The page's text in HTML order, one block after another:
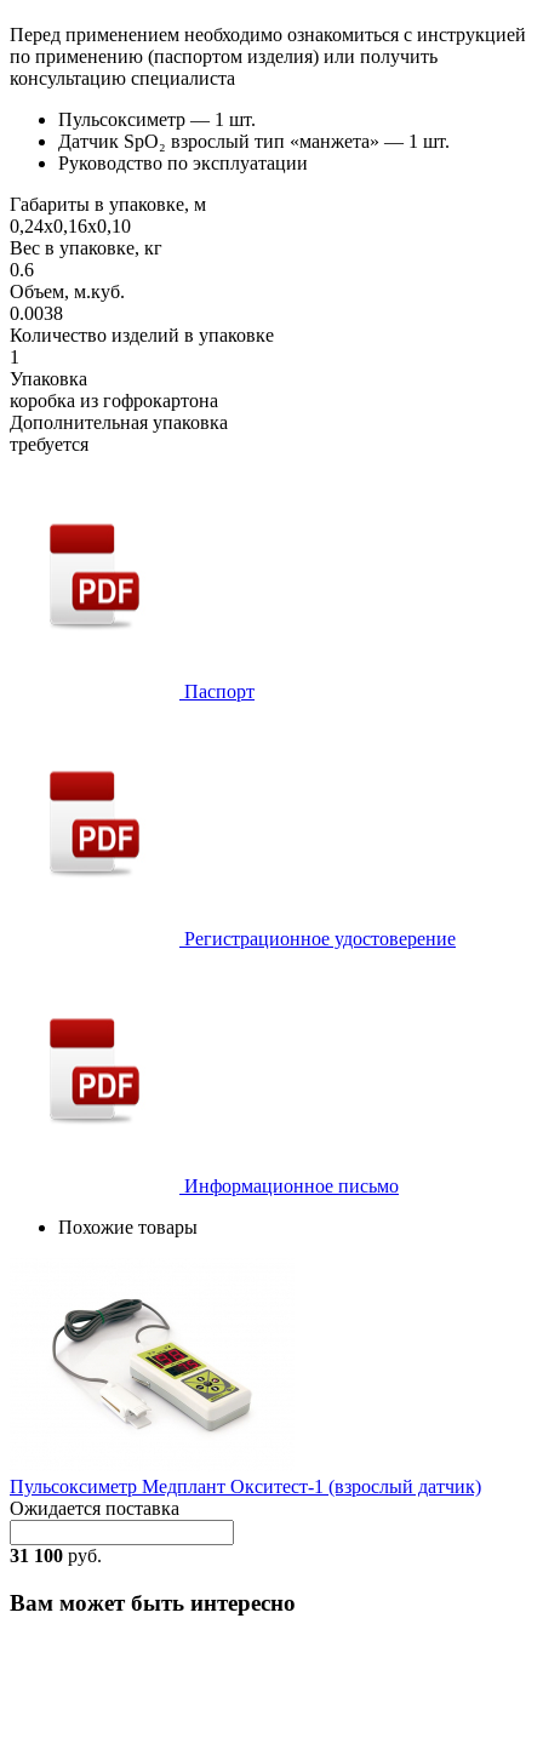
Перед применением необходимо ознакомиться с инструкцией
по применению (паспортом изделия) или получить
консультацию специалиста
Пульсоксиметр — 1 шт.
Датчик SpO₂ взрослый тип «манжета» — 1 шт.
Руководство по эксплуатации
Габариты в упаковке, м
0,24х0,16х0,10
Вес в упаковке, кг
0.6
Объем, м.куб.
0.0038
Количество изделий в упаковке
1
Упаковка
коробка из гофрокартона
Дополнительная упаковка
требуется
Паспорт
Регистрационное удостоверение
Информационное письмо
Похожие товары
Пульсоксиметр Медплант Окситест-1 (взрослый датчик)
Ожидается поставка
31 100 руб.
Вам может быть интересно